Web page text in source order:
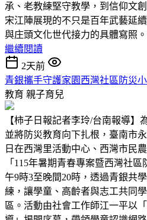
承、老教練堅守教學，到信仰文
宋江陣展現的不只是百年武藝延
與庄頭文化世代接力的具體寫照。
繼續閱讀
2天前
青銀攜手守護家園西灣社區防災
教育 親子育兒
【柿子日報記者李玲/台南報導】
並將防災教育向下扎根，臺南市
日在西灣里活動中心、西灣市民
「115年暑期青春專案暨西灣社
午9時3至晚間20時，透過青銀共
練，讓學童、高齡者與志工共同
區。活動由社會工作師江一平以